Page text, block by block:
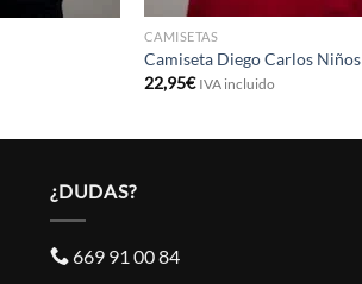
CAMISETAS
Camiseta Diego Carlos Niños
22,95€ IVA incluido
¿DUDAS?
669 91 00 84